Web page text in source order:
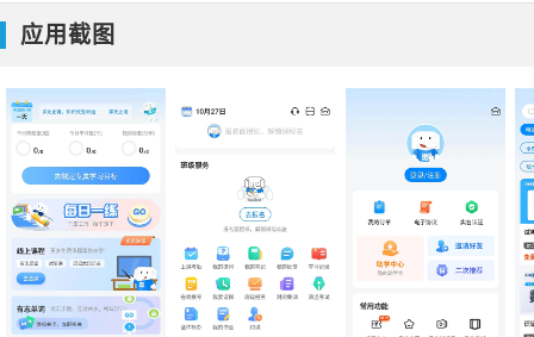
应用截图